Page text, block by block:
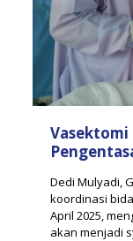
Vasektomi
Dedi Mulyadi,
koordinasi
April 2025,
akan menjadi